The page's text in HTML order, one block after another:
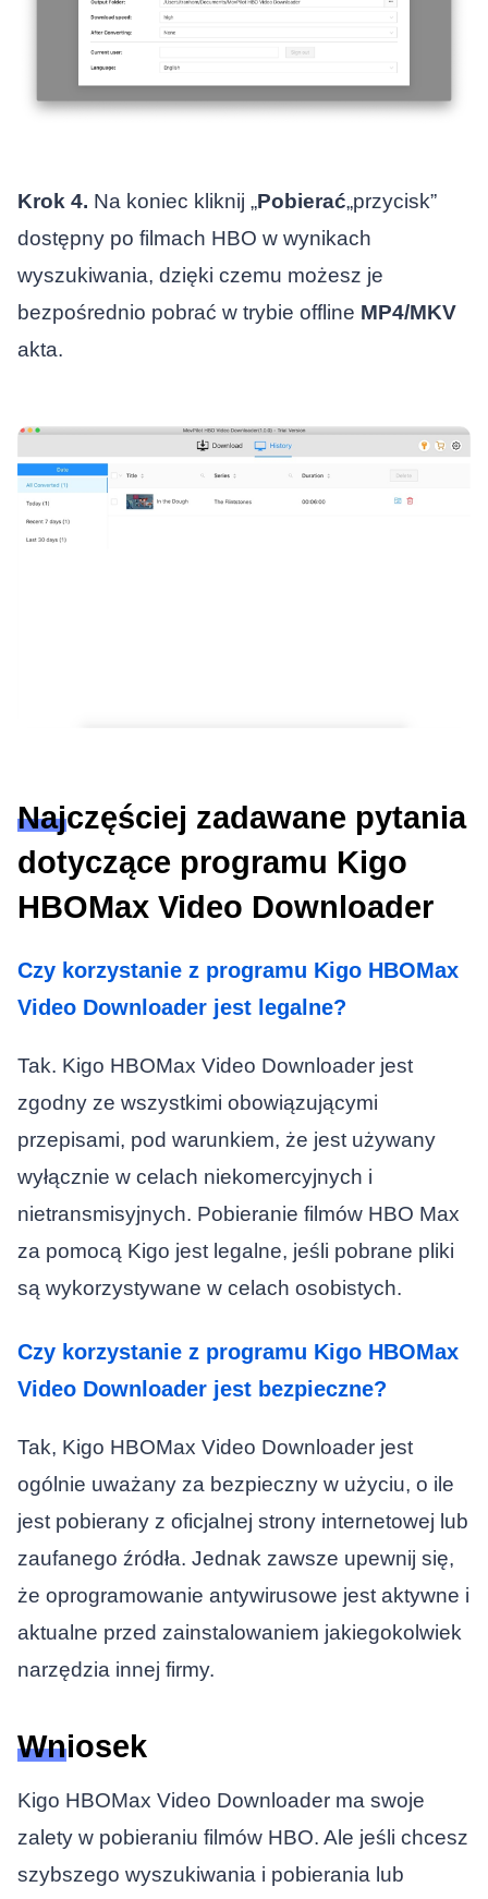
Krok 4. Na koniec kliknij „Pobierać„przycisk”
dostępny po filmach HBO w wynikach
wyszukiwania, dzięki czemu możesz je
bezpośrednio pobrać w trybie offline MP4/MKV
akta.
Najczęściej zadawane pytania
dotyczące programu Kigo
HBOMax Video Downloader
Czy korzystanie z programu Kigo HBOMax
Video Downloader jest legalne?
Tak. Kigo HBOMax Video Downloader jest
zgodny ze wszystkimi obowiązującymi
przepisami, pod warunkiem, że jest używany
wyłącznie w celach niekomercyjnych i
nietransmisyjnych. Pobieranie filmów HBO Max
za pomocą Kigo jest legalne, jeśli pobrane pliki
są wykorzystywane w celach osobistych.
Czy korzystanie z programu Kigo HBOMax
Video Downloader jest bezpieczne?
Tak, Kigo HBOMax Video Downloader jest
ogólnie uważany za bezpieczny w użyciu, o ile
jest pobierany z oficjalnej strony internetowej lub
zaufanego źródła. Jednak zawsze upewnij się,
że oprogramowanie antywirusowe jest aktywne i
aktualne przed zainstalowaniem jakiegokolwiek
narzędzia innej firmy.
Wniosek
Kigo HBOMax Video Downloader ma swoje
zalety w pobieraniu filmów HBO. Ale jeśli chcesz
szybszego wyszukiwania i pobierania lub